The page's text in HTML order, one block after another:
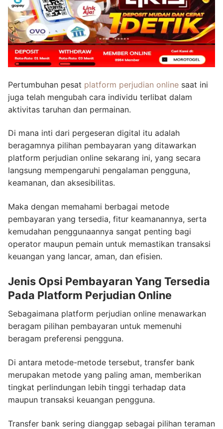
Pertumbuhan pesat platform perjudian online saat ini
juga telah mengubah cara individu terlibat dalam
aktivitas taruhan dan permainan.
Di mana inti dari pergeseran digital itu adalah
beragamnya pilihan pembayaran yang ditawarkan
platform perjudian online sekarang ini, yang secara
langsung mempengaruhi pengalaman pengguna,
keamanan, dan aksesibilitas.
Maka dengan memahami berbagai metode
pembayaran yang tersedia, fitur keamanannya, serta
kemudahan penggunaannya sangat penting bagi
operator maupun pemain untuk memastikan transaksi
keuangan yang lancar, aman, dan efisien.
Jenis Opsi Pembayaran Yang Tersedia
Pada Platform Perjudian Online
Sebagaimana platform perjudian online menawarkan
beragam pilihan pembayaran untuk memenuhi
beragam preferensi pengguna.
Di antara metode-metode tersebut, transfer bank
merupakan metode yang paling aman, memberikan
tingkat perlindungan lebih tinggi terhadap data
maupun transaksi keuangan pengguna.
Transfer bank sering dianggap sebagai pilihan teraman